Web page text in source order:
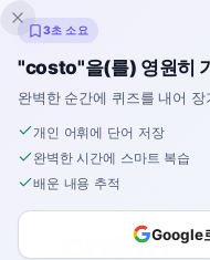
잉클링고
사전
홈›스페인어›사전
costo
3초 소요
"costo"을(를) 영원히
완벽한 순간에 퀴즈를 내어
개인 어휘에 단어 저장
완벽한 시간에 스마트 복습
배운 내용 추적
Google